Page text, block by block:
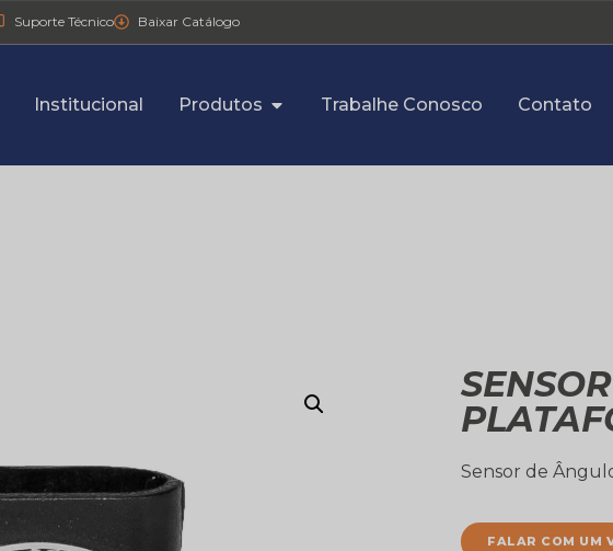
Suporte Técnico Baixar Catálogo
Institucional Produtos Trabalhe Conosco Contato
Sensor de
FALAR COM UM